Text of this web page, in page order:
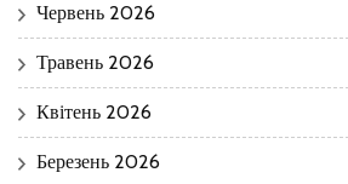
Червень 2026
Травень 2026
Квітень 2026
Березень 2026